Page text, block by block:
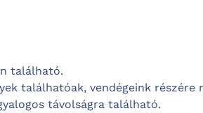
található.
találhatóak, vendégeink részére
távolságra található.